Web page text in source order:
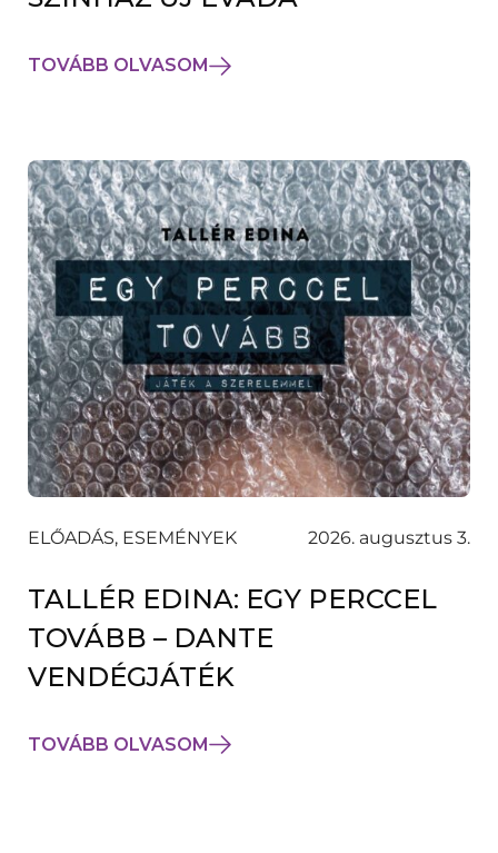
TOVÁBB OLVASOM
ELŐADÁS, ESEMÉNYEK 2026. augusztus 3.
TALLÉR EDINA: EGY PERCCEL
TOVÁBB – DANTE
VENDÉGJÁTÉK
TOVÁBB OLVASOM